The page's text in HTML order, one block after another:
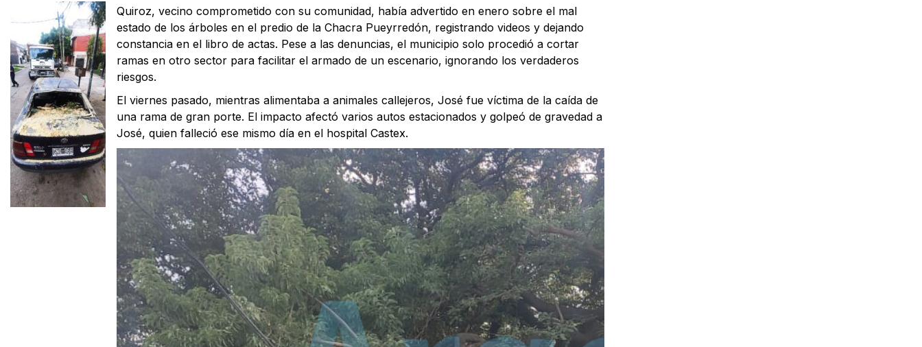
Quiroz, vecino comprometido con su comunidad, había advertido en enero sobre el mal
estado de los árboles en el predio de la Chacra Pueyrredón, registrando videos y dejando
constancia en el libro de actas. Pese a las denuncias, el municipio solo procedió a cortar
ramas en otro sector para facilitar el armado de un escenario, ignorando los verdaderos
riesgos.
El viernes pasado, mientras alimentaba a animales callejeros, José fue víctima de la caída de
una rama de gran porte. El impacto afectó varios autos estacionados y golpeó de gravedad a
José, quien falleció ese mismo día en el hospital Castex.